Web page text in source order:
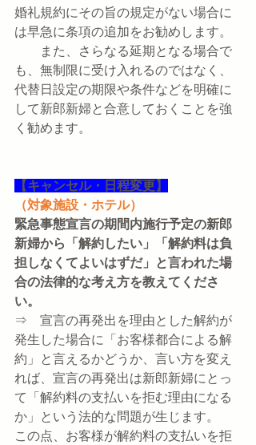
婚礼規約にその旨の規定がない場合に
は早急に条項の追加をお勧めします。
また、さらなる延期となる場合で
も、無制限に受け入れるのではなく、
代替日設定の期限や条件などを明確に
して新郎新婦と合意しておくことを強
く勧めます。
【キャンセル・日程変更】
（対象施設・ホテル）
緊急事態宣言の期間内施行予定の新郎
新婦から「解約したい」「解約料は負
担しなくてよいはずだ」と言われた場
合の法律的な考え方を教えてくださ
い。
⇒　宣言の再発出を理由とした解約が
発生した場合に「お客様都合による解
約」と言えるかどうか、言い方を変え
れば、宣言の再発出は新郎新婦にとっ
て「解約料の支払いを拒む理由になる
か」という法的な問題が生じます。
この点、お客様が解約料の支払いを拒